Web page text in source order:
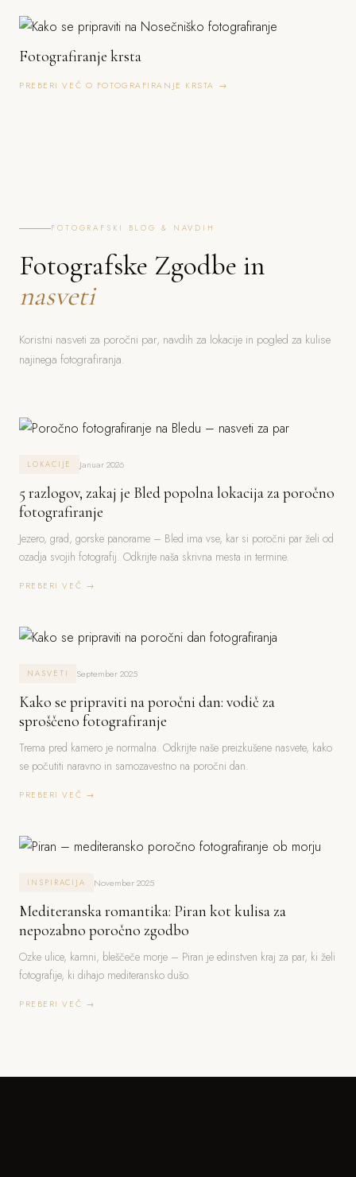
Fotografiranje krsta
PREBERI VEČ O FOTOGRAFIRANJE KRSTA →
FOTOGRAFSKI BLOG & NAVDIH
Fotografske Zgodbe in
nasveti
Koristni nasveti za poročni par, navdih za lokacije in pogled za kulise
najinega fotografiranja.
LOKACIJE Januar 2026
5 razlogov, zakaj je Bled popolna lokacija za poročno
fotografiranje
Jezero, grad, gorske panorame – Bled ima vse, kar si poročni par želi od
ozadja svojih fotografij. Odkrijte naša skrivna mesta in termine.
PREBERI VEČ →
NASVETI September 2025
Kako se pripraviti na poročni dan: vodič za
sproščeno fotografiranje
Trema pred kamero je normalna. Odkrijte naše preizkušene nasvete, kako
se počutiti naravno in samozavestno na poročni dan.
PREBERI VEČ →
INSPIRACIJA November 2025
Mediteranska romantika: Piran kot kulisa za
nepozabno poročno zgodbo
Ozke ulice, kamni, bleščeče morje – Piran je edinstven kraj za par, ki želi
fotografije, ki dihajo mediteransko dušo.
PREBERI VEČ →